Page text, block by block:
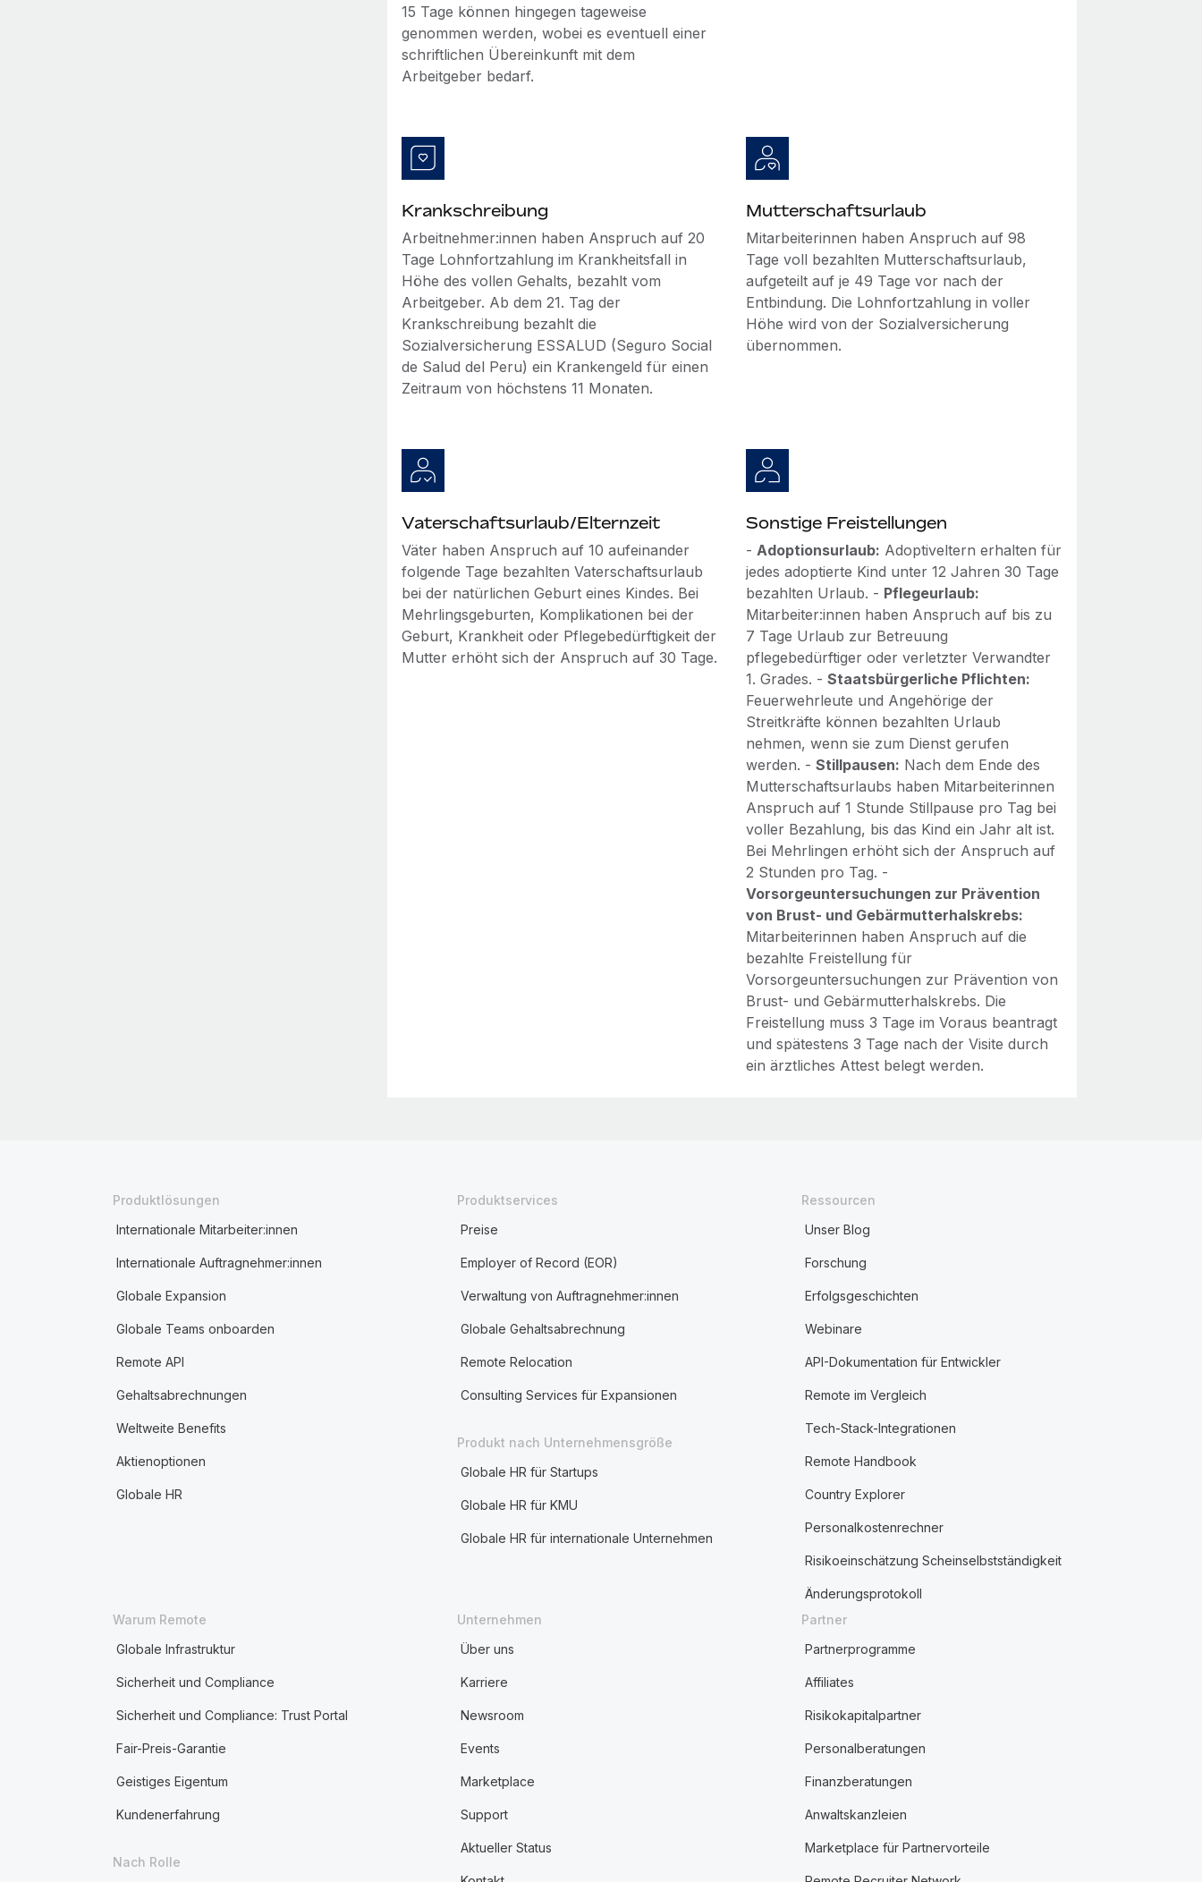
15 Tage können hingegen tageweise
genommen werden, wobei es eventuell einer
schriftlichen Übereinkunft mit dem
Arbeitgeber bedarf.
Krankschreibung
Arbeitnehmer:innen haben Anspruch auf 20
Tage Lohnfortzahlung im Krankheitsfall in
Höhe des vollen Gehalts, bezahlt vom
Arbeitgeber. Ab dem 21. Tag der
Krankschreibung bezahlt die
Sozialversicherung ESSALUD (Seguro Social
de Salud del Peru) ein Krankengeld für einen
Zeitraum von höchstens 11 Monaten.
Mutterschaftsurlaub
Mitarbeiterinnen haben Anspruch auf 98
Tage voll bezahlten Mutterschaftsurlaub,
aufgeteilt auf je 49 Tage vor nach der
Entbindung. Die Lohnfortzahlung in voller
Höhe wird von der Sozialversicherung
übernommen.
Vaterschaftsurlaub/Elternzeit
Väter haben Anspruch auf 10 aufeinander
folgende Tage bezahlten Vaterschaftsurlaub
bei der natürlichen Geburt eines Kindes. Bei
Mehrlingsgeburten, Komplikationen bei der
Geburt, Krankheit oder Pflegebedürftigkeit der
Mutter erhöht sich der Anspruch auf 30 Tage.
Sonstige Freistellungen
-Adoptionsurlaub: Adoptiveltern erhalten für
jedes adoptierte Kind unter 12 Jahren 30 Tage
bezahlten Urlaub. - Pflegeurlaub:
Mitarbeiter:innen haben Anspruch auf bis zu
7 Tage Urlaub zur Betreuung
pflegebedürftiger oder verletzter Verwandter
1. Grades. -Staatsbürgerliche Pflichten:
Feuerwehrleute und Angehörige der
Streitkräfte können bezahlten Urlaub
nehmen, wenn sie zum Dienst gerufen
werden. -Stillpausen: Nach dem Ende des
Mutterschaftsurlaubs haben Mitarbeiterinnen
Anspruch auf 1 Stunde Stillpause pro Tag bei
voller Bezahlung, bis das Kind ein Jahr alt ist.
Bei Mehrlingen erhöht sich der Anspruch auf
2 Stunden pro Tag. -
Vorsorgeuntersuchungen zur Prävention
von Brust- und Gebärmutterhalskrebs:
Mitarbeiterinnen haben Anspruch auf die
bezahlte Freistellung für
Vorsorgeuntersuchungen zur Prävention von
Brust- und Gebärmutterhalskrebs. Die
Freistellung muss 3 Tage im Voraus beantragt
und spätestens 3 Tage nach der Visite durch
ein ärztliches Attest belegt werden.
Produktlösungen
Internationale Mitarbeiter:innen
Internationale Auftragnehmer:innen
Globale Expansion
Globale Teams onboarden
Remote API
Gehaltsabrechnungen
Weltweite Benefits
Aktienoptionen
Globale HR
Produktservices
Preise
Employer of Record (EOR)
Verwaltung von Auftragnehmer:innen
Globale Gehaltsabrechnung
Remote Relocation
Consulting Services für Expansionen
Produkt nach Unternehmensgröße
Globale HR für Startups
Globale HR für KMU
Globale HR für internationale Unternehmen
Ressourcen
Unser Blog
Forschung
Erfolgsgeschichten
Webinare
API-Dokumentation für Entwickler
Remote im Vergleich
Tech-Stack-Integrationen
Remote Handbook
Country Explorer
Personalkostenrechner
Risikoeinschätzung Scheinselbstständigkeit
Änderungsprotokoll
Warum Remote
Globale Infrastruktur
Sicherheit und Compliance
Sicherheit und Compliance: Trust Portal
Fair-Preis-Garantie
Geistiges Eigentum
Kundenerfahrung
Nach Rolle
Unternehmen
Über uns
Karriere
Newsroom
Events
Marketplace
Support
Aktueller Status
Partner
Partnerprogramme
Affiliates
Risikokapitalpartner
Personalberatungen
Finanzberatungen
Anwaltskanzleien
Marketplace für Partnervorteile